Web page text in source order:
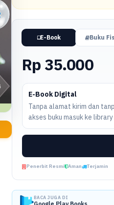
E-Book Buku
Rp 35.000
E-Book Digital
Tanpa alamat kirim dan
akses buku masuk ke
Penerbit Resmi Aman Terjamin
BACA JUGA DI